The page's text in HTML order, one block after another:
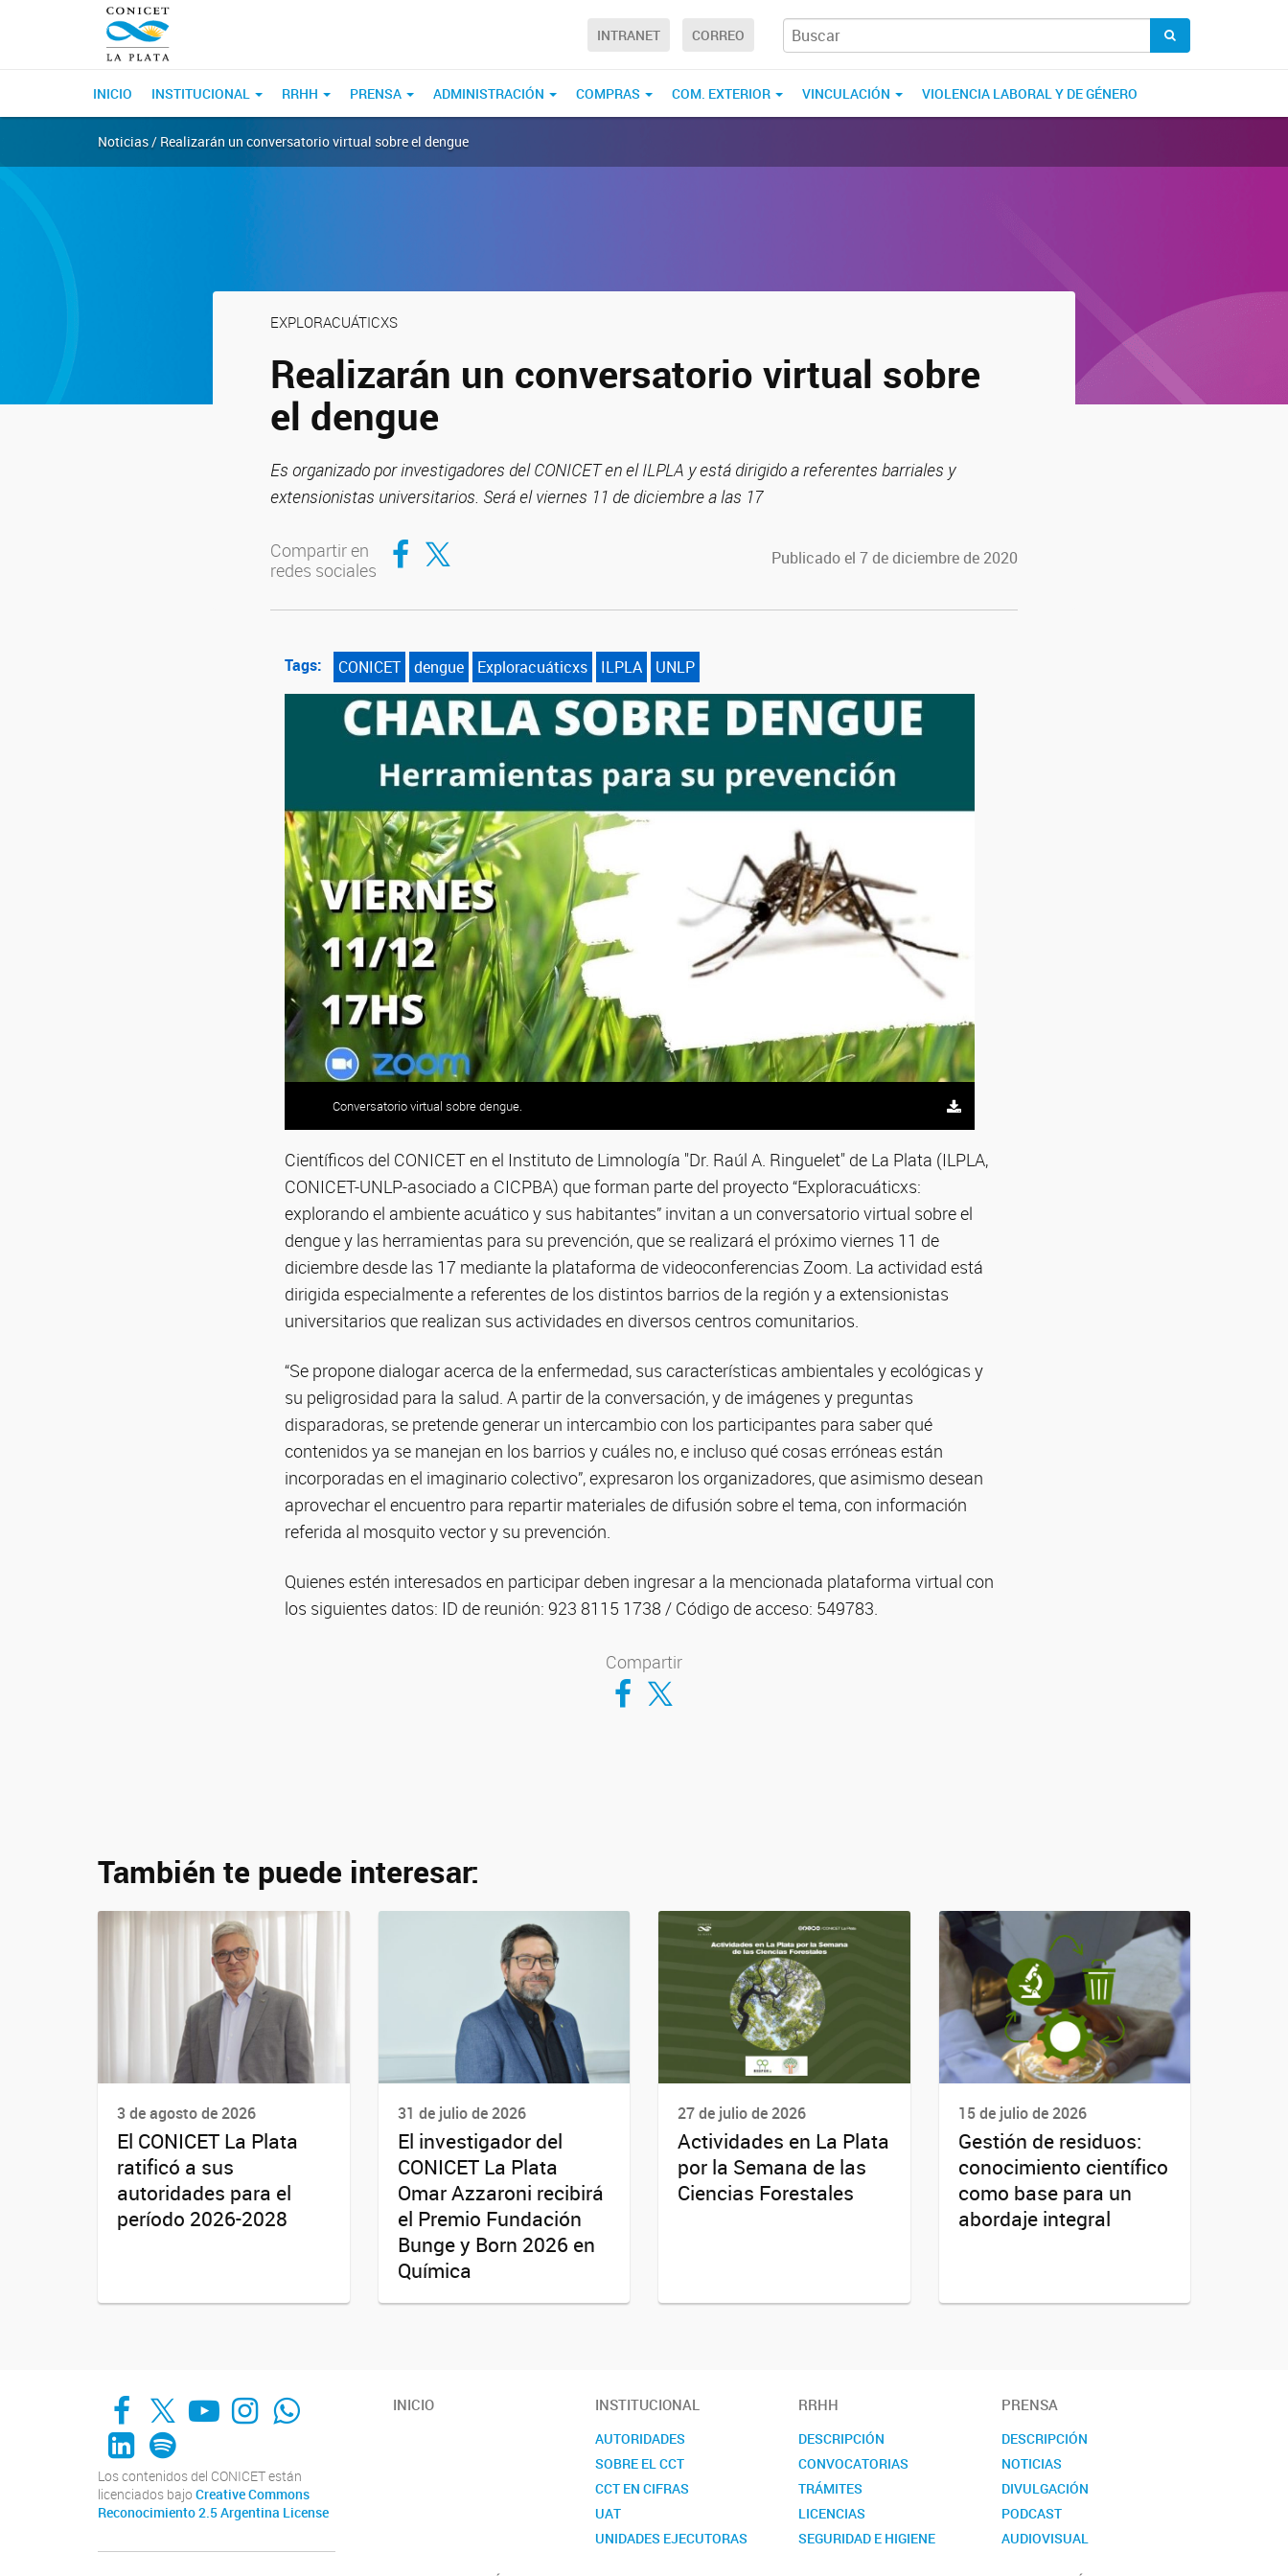
INTRANET CORREO
INICIO INSTITUCIONAL RRHH PRENSA ADMINISTRACIÓN COMPRAS COM. EXTERIOR VINCULACIÓN VIOLENCIA LABORAL Y DE GÉNERO
Noticias / Realizarán un conversatorio virtual sobre el dengue
EXPLORACUÁTICXS
Realizarán un conversatorio virtual sobre
el dengue
Es organizado por investigadores del CONICET en el ILPLA y está dirigido a referentes barriales y
extensionistas universitarios. Será el viernes 11 de diciembre a las 17
Compartir en
redes sociales
Compartir en Facebook
Compartir en Twitter Publicado el 7 de diciembre de 2020
Tags: CONICET dengue Exploracuáticxs ILPLA UNLP
Conversatorio virtual sobre dengue.
Científicos del CONICET en el Instituto de Limnología "Dr. Raúl A. Ringuelet" de La Plata (ILPLA,
CONICET-UNLP-asociado a CICPBA) que forman parte del proyecto “Exploracuáticxs:
explorando el ambiente acuático y sus habitantes” invitan a un conversatorio virtual sobre el
dengue y las herramientas para su prevención, que se realizará el próximo viernes 11 de
diciembre desde las 17 mediante la plataforma de videoconferencias Zoom. La actividad está
dirigida especialmente a referentes de los distintos barrios de la región y a extensionistas
universitarios que realizan sus actividades en diversos centros comunitarios.
“Se propone dialogar acerca de la enfermedad, sus características ambientales y ecológicas y
su peligrosidad para la salud. A partir de la conversación, y de imágenes y preguntas
disparadoras, se pretende generar un intercambio con los participantes para saber qué
contenidos ya se manejan en los barrios y cuáles no, e incluso qué cosas erróneas están
incorporadas en el imaginario colectivo”, expresaron los organizadores, que asimismo desean
aprovechar el encuentro para repartir materiales de difusión sobre el tema, con información
referida al mosquito vector y su prevención.
Quienes estén interesados en participar deben ingresar a la mencionada plataforma virtual con
los siguientes datos: ID de reunión: 923 8115 1738 / Código de acceso: 549783.
Compartir
Compartir en Facebook
Compartir en Twitter
También te puede interesar:
3 de agosto de 2026
El CONICET La Plata
ratificó a sus
autoridades para el
período 2026-2028
31 de julio de 2026
El investigador del
CONICET La Plata
Omar Azzaroni recibirá
el Premio Fundación
Bunge y Born 2026 en
Química
27 de julio de 2026
Actividades en La Plata
por la Semana de las
Ciencias Forestales
15 de julio de 2026
Gestión de residuos:
conocimiento científico
como base para un
abordaje integral
Facebook
X YouTube
Instagram
Whats App
LinkedIn
Spotify
Los contenidos del CONICET están
licenciados bajo Creative Commons
Reconocimiento 2.5 Argentina License
INICIO INSTITUCIONAL
AUTORIDADES
SOBRE EL CCT
CCT EN CIFRAS
UAT
UNIDADES EJECUTORAS
RRHH
DESCRIPCIÓN
CONVOCATORIAS
TRÁMITES
LICENCIAS
SEGURIDAD E HIGIENE
PRENSA
DESCRIPCIÓN
NOTICIAS
DIVULGACIÓN
PODCAST
AUDIOVISUAL